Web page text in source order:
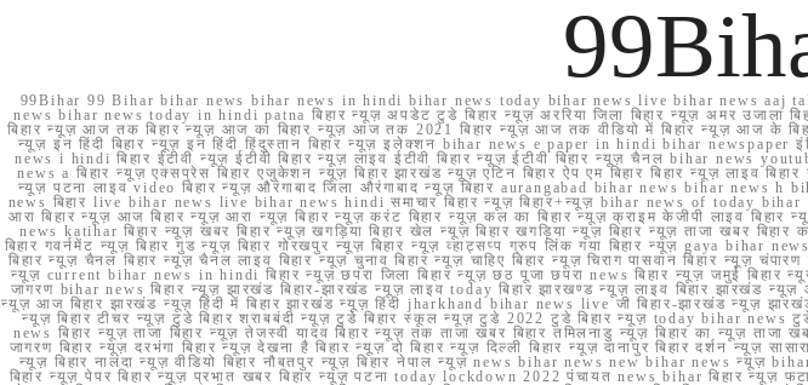
99Bihar 99 Bihar bihar news bihar news in hindi bihar news today bihar news live bihar news aaj
news bihar news today in hindi patna बिहार न्यूज़ अपडेट टुडे बिहार न्यूज़ अररिया जिला बिहार न्यूज़ अमर
बिहार न्यूज़ आज तक बिहार न्यूज़ आज का बिहार न्यूज़ आज तक 2021 बिहार न्यूज़ आज तक वीडियो में बिहार न्यूज़ आज के
न्यूज़ इन हिंदी बिहार न्यूज़ इन हिंदी हिंदुस्तान बिहार न्यूज़ इलेक्शन bihar news e paper in hindi bihar newspaper
news i hindi बिहार ईटीवी न्यूज़ ईटीवी बिहार न्यूज़ लाइव ईटीवी बिहार न्यूज़ ईटीवी बिहार न्यूज़ चैनल bihar news
news a बिहार न्यूज़ एक्सप्रेस बिहार एजुकेशन न्यूज़ बिहार झारखंड न्यूज़ एटिन बिहार ऐप एम बिहार बिहार न्यूज़ लाइव
न्यूज़ पटना लाइव video बिहार न्यूज़ औरंगाबाद जिला औरंगाबाद न्यूज़ बिहार aurangabad bihar news bihar
news बिहार live bihar news live bihar news hindi समाचार बिहार न्यूज़ बिहार+न्यूज़ bihar news of today
आरा बिहार न्यूज़ आज बिहार न्यूज़ आरा न्यूज़ बिहार न्यूज़ करंट बिहार न्यूज़ कल का बिहार न्यूज़ क्राइम केजीपी लाइव बिहार
news katihar बिहार न्यूज़ खबर बिहार न्यूज़ खगड़िया बिहार खेल न्यूज़ बिहार खगड़िया न्यूज़ बिहार न्यूज़ ताजा खबर बिहार
बिहार गवर्नमेंट न्यूज़ बिहार गुड न्यूज़ बिहार गोरखपुर न्यूज़ बिहार न्यूज़ व्हाट्सप्प ग्रुप लिंक गया बिहार न्यूज़ gaya
बिहार न्यूज़ चैनल बिहार न्यूज़ चैनल लाइव बिहार न्यूज़ चुनाव बिहार न्यूज़ चाहिए बिहार न्यूज़ चिराग पासवान बिहार न्यूज़
न्यूज़ current bihar news in hindi बिहार न्यूज़ छपरा जिला बिहार न्यूज़ छठ पूजा छपरा news बिहार न्यूज़ जमुई बिहार
जागरण bihar news बिहार न्यूज़ झारखंड बिहार-झारखंड न्यूज़ लाइव today बिहार झारखण्ड न्यूज़ लाइव बिहार झारखंड
न्यूज़ आज बिहार झारखंड न्यूज़ हिंदी में बिहार झारखंड न्यूज़ हिंदी jharkhand bihar news live जी बिहार-झारखंड न्यूज़ झारखंड
न्यूज़ बिहार टीचर न्यूज़ टुडे बिहार शराबबंदी न्यूज़ टुडे बिहार स्कूल न्यूज़ टुडे 2022 टुडे बिहार न्यूज़ today bihar
news बिहार न्यूज़ ताजा बिहार न्यूज़ तेजस्वी यादव बिहार न्यूज़ तक ताजा खबर बिहार तमिलनाडु न्यूज़ बिहार का न्यूज़ ताजा
जागरण बिहार न्यूज़ दरभंगा बिहार न्यूज़ देखना है बिहार न्यूज़ दो बिहार न्यूज़ दिल्ली बिहार न्यूज़ दानापुर बिहार दर्शन न्यूज़
न्यूज़ बिहार नालंदा न्यूज़ वीडियो बिहार नौबतपुर न्यूज़ बिहार नेपाल न्यूज़ news bihar news new bihar news न्यूज़
बिहार न्यूज़ पेपर बिहार न्यूज़ प्रभात खबर बिहार न्यूज़ पटना today lockdown 2022 पंचायत news bihar बिहार न्यूज़